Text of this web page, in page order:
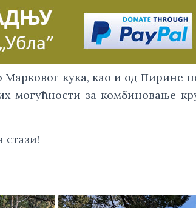
Марковог кука, као и од Пирине
могућности за комбиновање
стази!